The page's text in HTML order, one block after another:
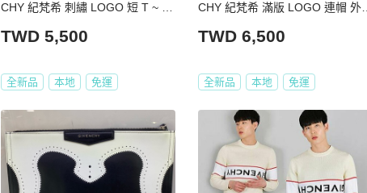
CHY 紀梵希 刺繡 LOGO 短 T ~ 青
TWD 5,500
全新品 本地 免運
CHY 紀梵希 滿版 LOGO 連帽 外套
TWD 6,500
全新品 本地 免運